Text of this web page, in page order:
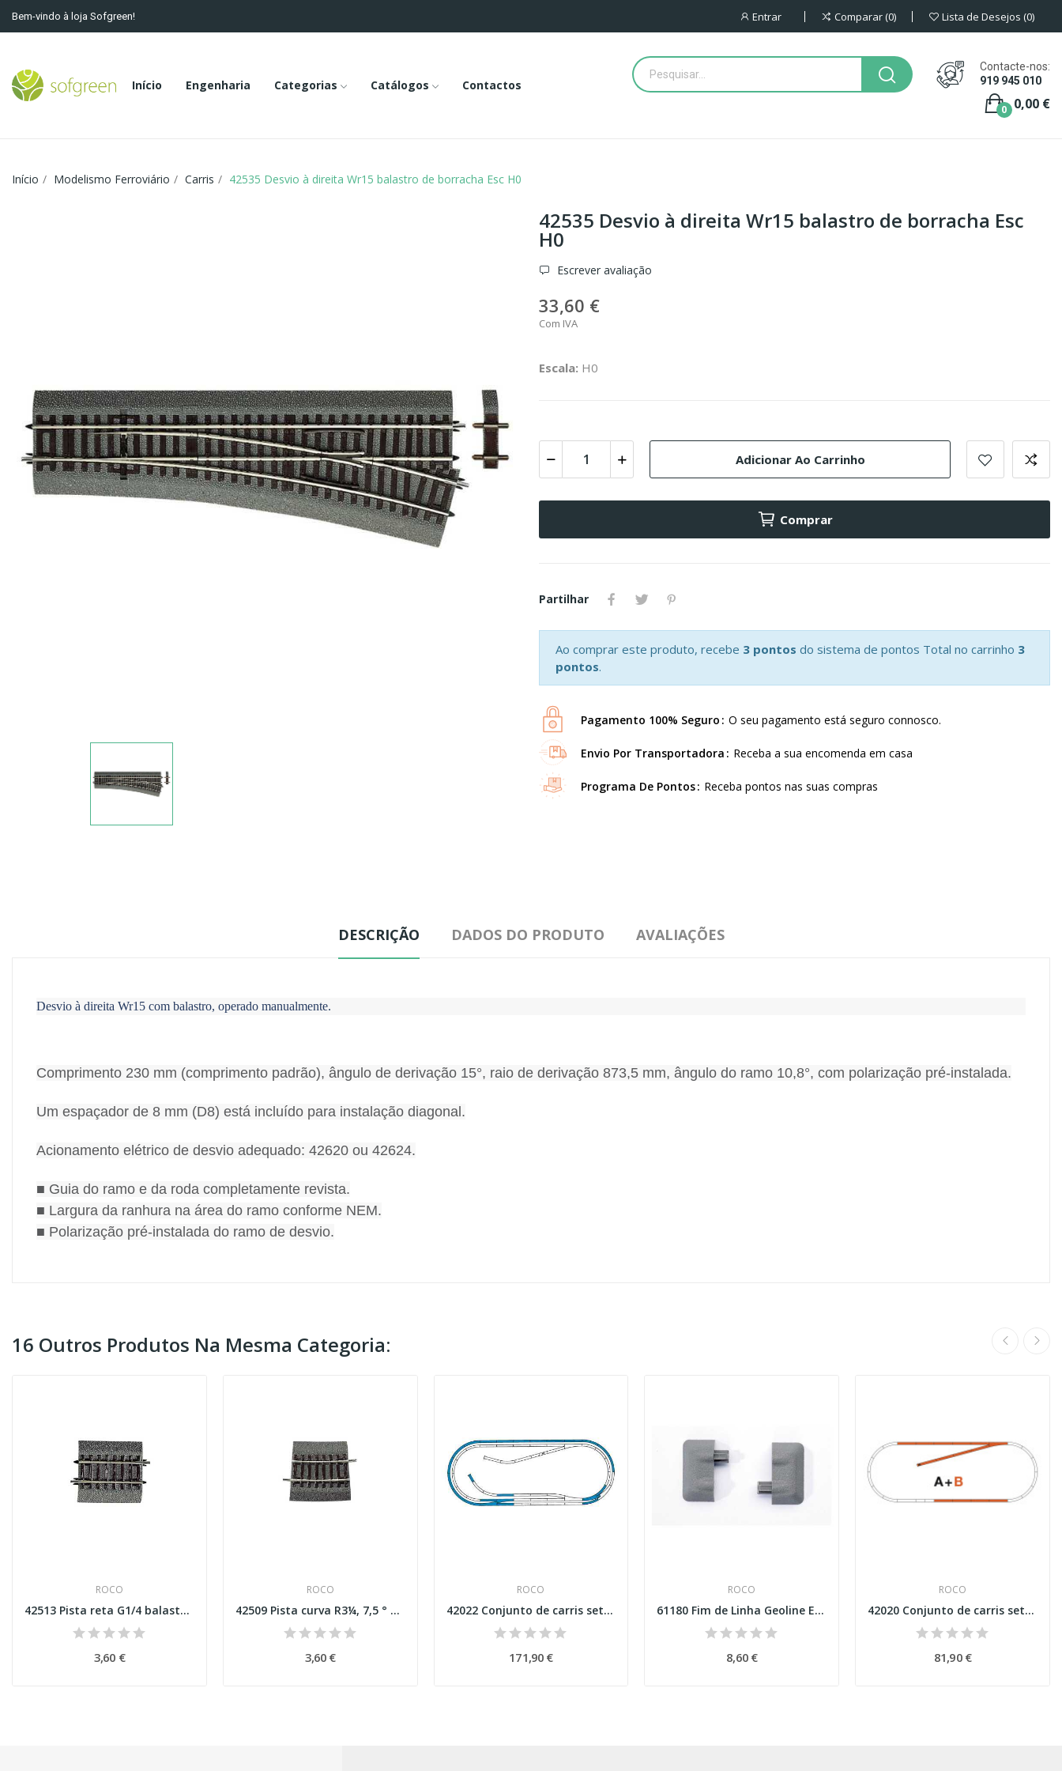
Bem-vindo à loja Sofgreen! Entrar Comparar 0 Lista de Desejos 0
Início Engenharia Categorias Catálogos Contactos
Contacte-nos:
919 945 010
0,00 €
0
Início Modelismo Ferroviário Carris 42535 Desvio à direita Wr15 balastro de borracha Esc H0
42535 Desvio à direita Wr15 balastro de borracha Esc
H0
Escrever avaliação
33,60 €
Com IVA
Escala: H0
Adicionar Ao Carrinho
Comprar
Partilhar
Ao comprar este produto, recebe 3 pontos do sistema de pontos Total no carrinho 3
pontos.
Pagamento 100% Seguro O seu pagamento está seguro connosco.
Envio Por Transportadora Receba a sua encomenda em casa
Programa De Pontos Receba pontos nas suas compras
DESCRIÇÃO DADOS DO PRODUTO AVALIAÇÕES
Desvio à direita Wr15 com balastro, operado manualmente.
Comprimento 230 mm (comprimento padrão), ângulo de derivação 15°, raio de derivação 873,5 mm, ângulo do ramo 10,8°, com polarização pré-instalada.
Um espaçador de 8 mm (D8) está incluído para instalação diagonal.
Acionamento elétrico de desvio adequado: 42620 ou 42624.
■ Guia do ramo e da roda completamente revista.
■ Largura da ranhura na área do ramo conforme NEM.
■ Polarização pré-instalada do ramo de desvio.
16 Outros Produtos Na Mesma Categoria:
ROCO
42513 Pista reta G1/4 balastro de borracha Esc H0
3,60 €
ROCO
42509 Pista curva R3¼, 7,5 ° balastro de...
3,60 €
ROCO
42022 Conjunto de carris set D com balastro...
171,90 €
ROCO
61180 Fim de Linha Geoline Esc H0
8,60 €
ROCO
42020 Conjunto de carris set B com balastro...
81,90 €